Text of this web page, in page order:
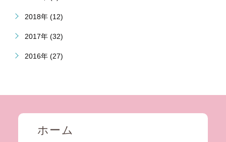
2018年 (12)
2017年 (32)
2016年 (27)
ホーム